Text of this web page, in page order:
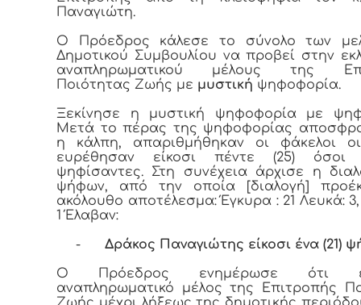
Παναγιώτη.
Ο Πρόεδρος κάλεσε το σύνολο των
Δημοτικού Συμβουλίου να προβεί στην
αναπληρωματικού μέλους της
Ποιότητας Ζωής με μυστική ψηφοφορία.
Ξεκίνησε η μυστική ψηφοφορία με
Μετά το πέρας της ψηφοφορίας
η κάλπη, απαριθμήθηκαν οι φάκελοι
ευρέθησαν είκοσι πέντε (25) όσοι
ψηφίσαντες. Στη συνέχεια άρχισε η
ψήφων, από την οποία [διαλογή]
ακόλουθο αποτέλεσμα: Έγκυρα : 21 Λευκά:
1 Έλαβαν:
-
Δράκος Παναγιώτης είκοσι ένα (21)
Ο Πρόεδρος ενημέρωσε ότι
αναπληρωματικό μέλος της Επιτροπής